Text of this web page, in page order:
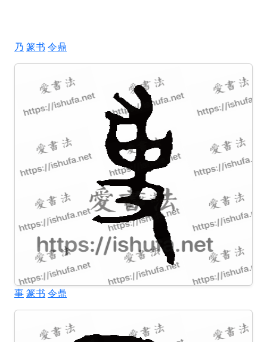
乃 篆书 令鼎
事篆书 令鼎